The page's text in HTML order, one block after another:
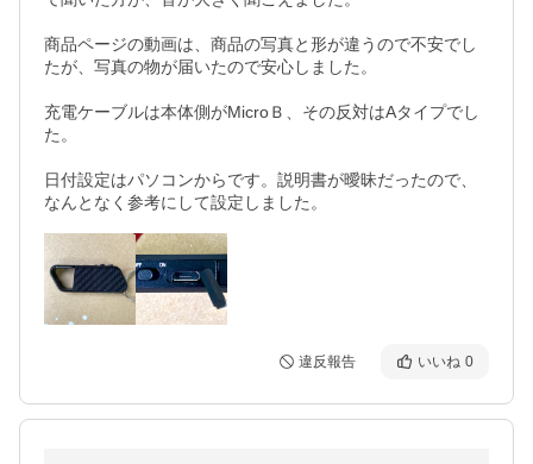
商品ページの動画は、商品の写真と形が違うので不安でし
たが、写真の物が届いたので安心しました。
充電ケーブルは本体側がMicroＢ、その反対はAタイプでし
た。
日付設定はパソコンからです。説明書が曖昧だったので、
なんとなく参考にして設定しました。
違反報告 いいね 0